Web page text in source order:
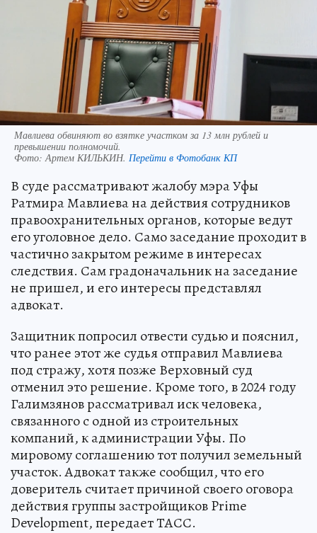
Мавлиева обвиняют во взятке участком за 13 млн рублей и
превышении полномочий.
Фото:Артем КИЛЬКИН. Перейти в Фотобанк КП
В суде рассматривают жалобу мэра Уфы
Ратмира Мавлиева на действия сотрудников
правоохранительных органов, которые ведут
его уголовное дело. Само заседание проходит в
частично закрытом режиме в интересах
следствия. Сам градоначальник на заседание
не пришел, и его интересы представлял
адвокат.
Защитник попросил отвести судью и пояснил,
что ранее этот же судья отправил Мавлиева
под стражу, хотя позже Верховный суд
отменил это решение. Кроме того, в 2024 году
Галимзянов рассматривал иск человека,
связанного с одной из строительных
компаний, к администрации Уфы. По
мировому соглашению тот получил земельный
участок. Адвокат также сообщил, что его
доверитель считает причиной своего оговора
действия группы застройщиков Prime
Development, передает ТАСС.